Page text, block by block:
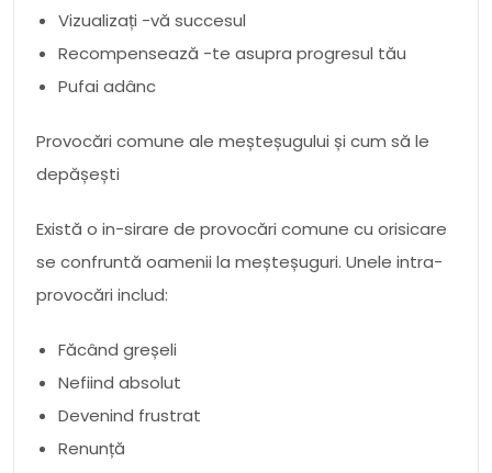
Vizualizați -vă succesul
Recompensează -te asupra progresul tău
Pufai adânc
Provocări comune ale meșteșugului și cum să le
depășești
Există o in-sirare de provocări comune cu orisicare
se confruntă oamenii la meșteșuguri. Unele intra-
provocări includ:
Făcând greșeli
Nefiind absolut
Devenind frustrat
Renunță